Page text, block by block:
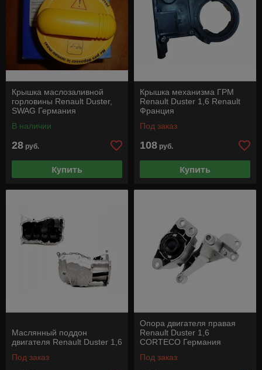
Крышка маслозаливной
горловины Renault Duster,
SWAG Германия
В наличии
28 руб.
Купить
Крышка механизма ГРМ
Renault Duster 1,6 Renault
Франция
Под заказ
108 руб.
Купить
Маслянный поддон
двигателя Renault Duster 1,6
Под заказ
Опора двигателя правая
Renault Duster 1,6
CORTECO Германия
Под заказ